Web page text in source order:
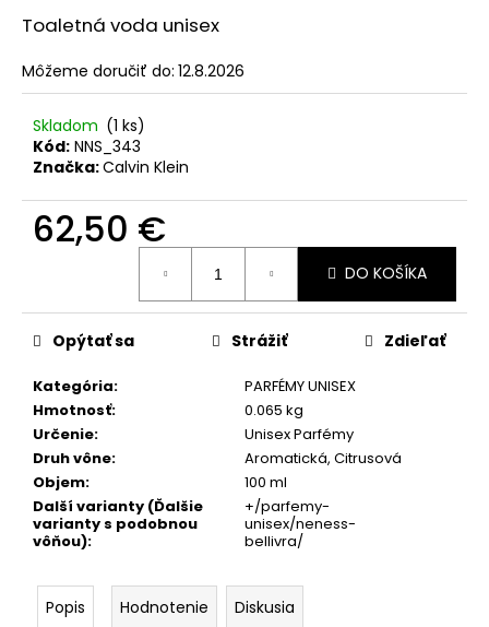
hviezdičiek.
Toaletná voda unisex
Môžeme doručiť do: 12.8.2026
Skladom (1 ks)
Kód: NNS_343
Značka:Calvin Klein
62,50 €
DO KOŠÍKA
Kategória:
PARFÉMY UNISEX
Hmotnosť:
0.065 kg
Určenie:
Unisex Parfémy
Druh vône:
Aromatická, Citrusová
Objem:
100 ml
Další varianty (Ďalšie
varianty s podobnou
vôňou):
+/parfemy-
unisex/neness-
bellivra/
Opýtať sa Strážiť Zdieľať
Popis Hodnotenie Diskusia
o
r
ú
č
a
m
e
SOL
DE
BODY
MIST
€
Pôvodne:
12
€